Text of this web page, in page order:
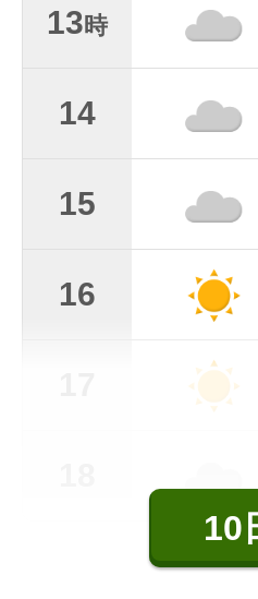
13時
14
15
16
10